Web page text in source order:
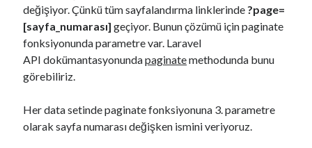
değişiyor. Çünkü tüm sayfalandırma linklerinde ?page=
[sayfa_numarası] geçiyor. Bunun çözümü için paginate
fonksiyonunda parametre var. Laravel
API dokümantasyonundapaginatemethodunda bunu
görebiliriz.
Her data setinde paginate fonksiyonuna 3. parametre
olarak sayfa numarası değişken ismini veriyoruz.